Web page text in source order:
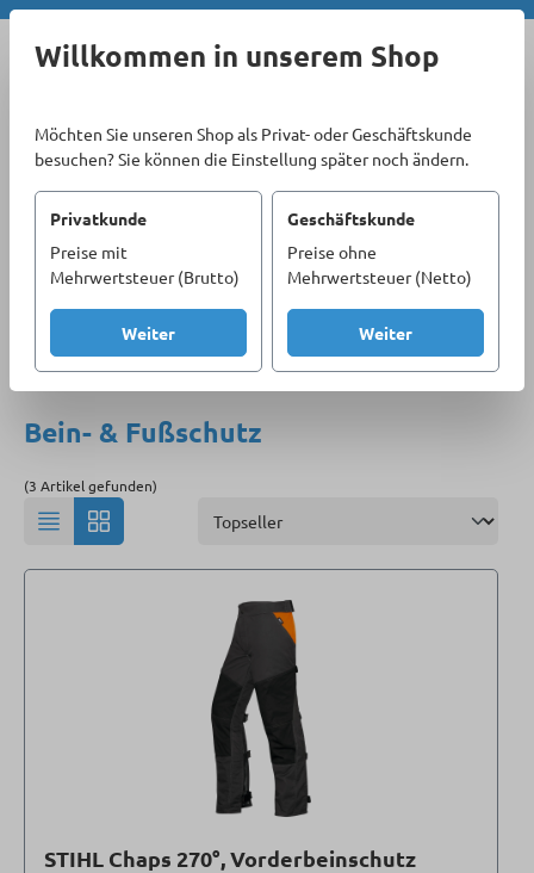
Zum Hauptinhalt springen
Willkommen in unserem Shop
Möchten Sie unseren Shop als Privat- oder Geschäftskunde
besuchen? Sie können die Einstellung später noch ändern.
Privatkunde
Preise mit
Mehrwertsteuer (Brutto)
Weiter
Geschäftskunde
Preise ohne
Mehrwertsteuer (Netto)
Weiter
Sortiment Berufsmoden & Arbeitsschutz
Bein- & Fußschutz
Bein- & Fußschutz
(3 Artikel gefunden)
STIHL Chaps 270°, Vorderbeinschutz